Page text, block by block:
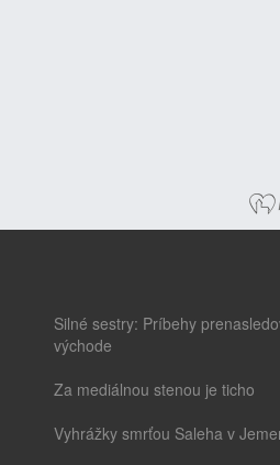
Silné sestry: Príbehy
východe
Za mediálnou stenou je ticho
Vyhrážky smrťou Saleha v